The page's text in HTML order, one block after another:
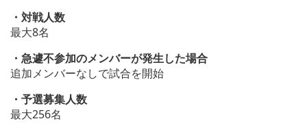
・対戦人数
最大8名
・急遽不参加のメンバーが発生した場合
追加メンバーなしで試合を開始
・予選募集人数
最大256名